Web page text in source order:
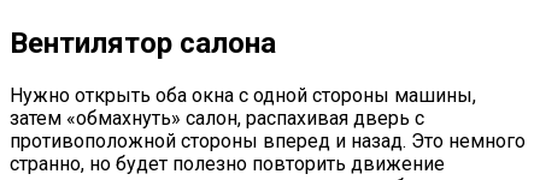
Вентилятор салона
Нужно открыть оба окна с одной стороны машины,
затем «обмахнуть» салон, распахивая дверь с
противоположной стороны вперед и назад. Это немного
странно, но будет полезно повторить движение